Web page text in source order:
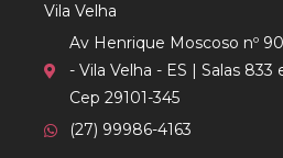
Vila Velha
Av Henrique Moscoso nº
- Vila Velha - ES | Salas
Cep 29101-345
(27) 99986-4163